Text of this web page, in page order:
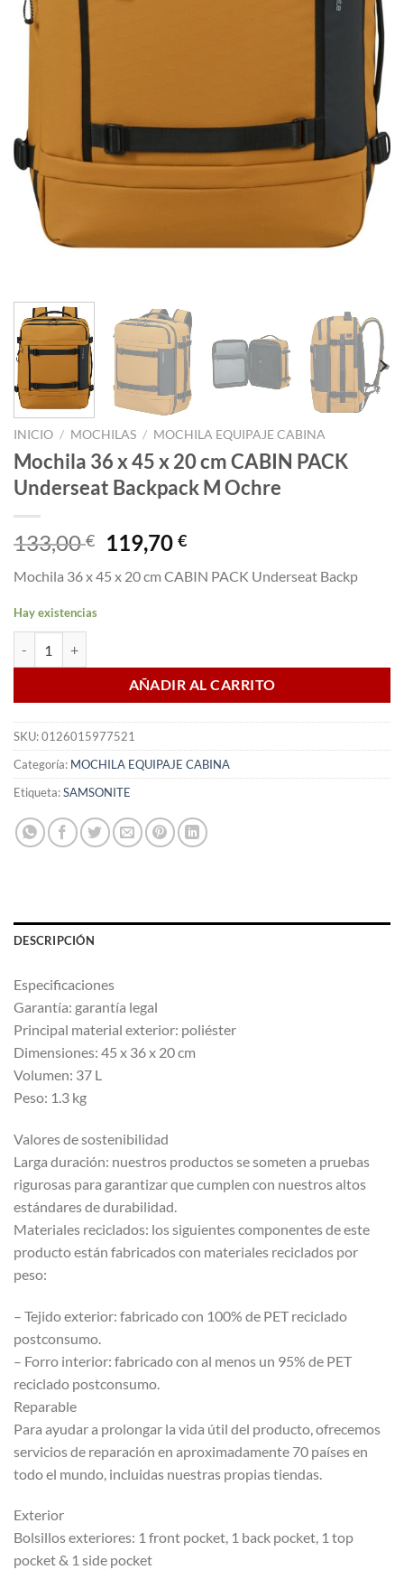
INICIO / MOCHILAS / MOCHILA EQUIPAJE CABINA
Mochila 36 x 45 x 20 cm CABIN PACK
Underseat Backpack M Ochre
133,00€
El
precio
original
119,70€El
actual
Mochila 36 x 45 x 20 cm CABIN PACK Underseat Backp
Hay existencias
AÑADIR AL CARRITO
SKU:0126015977521
Categoría: MOCHILA EQUIPAJE CABINA
Etiqueta:SAMSONITE
DESCRIPCIÓN
Especificaciones
Garantía: garantía legal
Principal material exterior: poliéster
Dimensiones: 45 x 36 x 20 cm
Volumen: 37 L
Peso: 1.3 kg
Valores de sostenibilidad
Larga duración: nuestros productos se someten a pruebas
rigurosas para garantizar que cumplen con nuestros altos
estándares de durabilidad.
Materiales reciclados: los siguientes componentes de este
producto están fabricados con materiales reciclados por
peso:
– Tejido exterior: fabricado con 100% de PET reciclado
postconsumo.
– Forro interior: fabricado con al menos un 95% de PET
reciclado postconsumo.
Reparable
Para ayudar a prolongar la vida útil del producto, ofrecemos
servicios de reparación en aproximadamente 70 países en
todo el mundo, incluidas nuestras propias tiendas.
Exterior
Bolsillos exteriores: 1 front pocket, 1 back pocket, 1 top
pocket & 1 side pocket